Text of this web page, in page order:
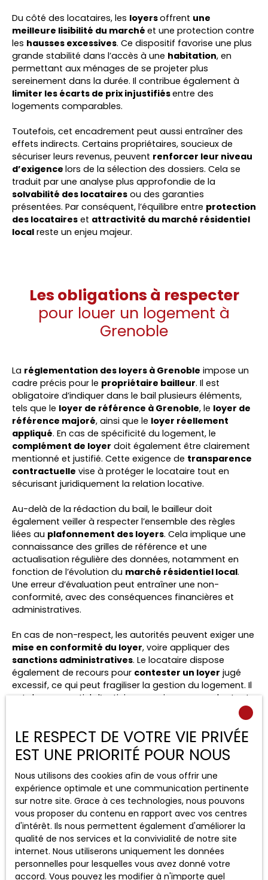
Du côté des locataires, les loyersoffrent une
meilleure lisibilité du marché et une protection contre
les hausses excessives. Ce dispositif favorise une plus
grande stabilité dans l’accès à une habitation, en
permettant aux ménages de se projeter plus
sereinement dans la durée. Il contribue également à
limiter les écarts de prix injustifiésentre des
logements comparables.
Toutefois, cet encadrement peut aussi entraîner des
effets indirects. Certains propriétaires, soucieux de
sécuriser leurs revenus, peuvent renforcer leur niveau
d’exigence lors de la sélection des dossiers. Cela se
traduit par une analyse plus approfondie de la
solvabilité des locataires ou des garanties
présentées. Par conséquent, l’équilibre entre protection
des locataires et attractivité du marché résidentiel
local reste un enjeu majeur.
Les obligations à respecter
pour louer un logement à
Grenoble
La réglementation des loyers à Grenoble impose un
cadre précis pour le propriétaire bailleur. Il est
obligatoire d’indiquer dans le bail plusieurs éléments,
tels que le loyer de référence à Grenoble, le loyer de
référence majoré, ainsi que le loyer réellement
appliqué. En cas de spécificité du logement, le
complément de loyer doit également être clairement
mentionné et justifié. Cette exigence de transparence
contractuelle vise à protéger le locataire tout en
sécurisant juridiquement la relation locative.
Au-delà de la rédaction du bail, le bailleur doit
également veiller à respecter l’ensemble des règles
liées au plafonnement des loyers. Cela implique une
connaissance des grilles de référence et une
actualisation régulière des données, notamment en
fonction de l’évolution du marché résidentiel local.
Une erreur d’évaluation peut entraîner une non-
conformité, avec des conséquences financières et
administratives.
En cas de non-respect, les autorités peuvent exiger une
mise en conformité du loyer, voire appliquer des
sanctions administratives. Le locataire dispose
également de recours pour contester un loyer jugé
excessif, ce qui peut fragiliser la gestion du logement. Il
est donc essentiel d’anticiper ces risques en adoptant
Enfin, certaines situations spécifiques nécessitent une
vigilance accrue, notamment en cas de relocation
révision de loyerou detravauxréalisés dans le
logement. Ces éléments peuvent impacter le montant
autorisé. Ainsi, maîtriser l’ensemble desobligations
légalespermet non seulement d’éviter les litiges, mais
aussi d’optimiser durablement la gestion de son
patrimoine locatif.
LE RESPECT DE VOTRE VIE PRIVÉE
EST UNE PRIORITÉ POUR NOUS
Nous utilisons des cookies afin de vous offrir une
expérience optimale et une communication pertinente
sur notre site. Grace à ces technologies, nous pouvons
vous proposer du contenu en rapport avec vos centres
d'intérêt. Ils nous permettent également d'améliorer la
qualité de nos services et la convivialité de notre site
internet. Nous utiliserons uniquement les données
personnelles pour lesquelles vous avez donné votre
accord. Vous pouvez les modifier à n'importe quel